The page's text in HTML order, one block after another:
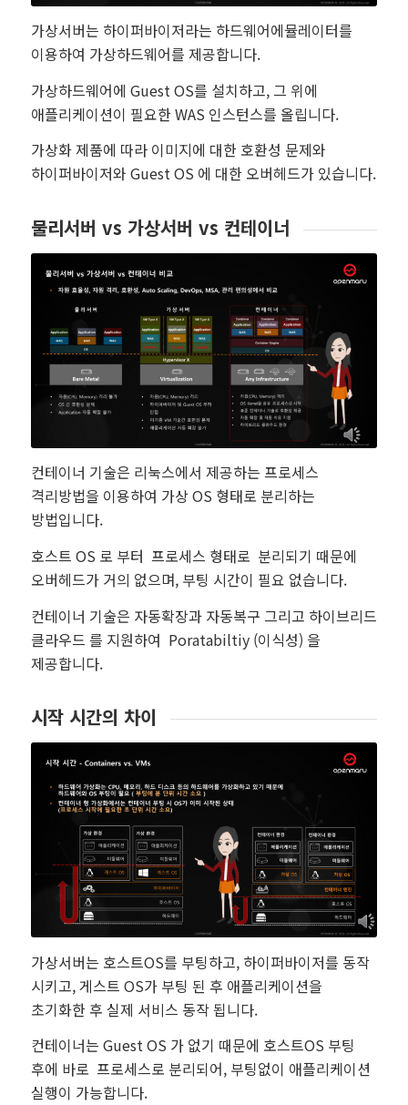
가상서버는 하이퍼바이저라는 하드웨어에뮬레이터를
이용하여 가상하드웨어를 제공합니다.
가상하드웨어에 Guest OS를 설치하고, 그 위에
애플리케이션이 필요한 WAS 인스턴스를 올립니다.
가상화 제품에 따라 이미지에 대한 호환성 문제와
하이퍼바이저와 Guest OS 에 대한 오버헤드가 있습니다.
물리서버 vs 가상서버 vs 컨테이너
컨테이너 기술은 리눅스에서 제공하는 프로세스
격리방법을 이용하여 가상 OS 형태로 분리하는
방법입니다.
호스트 OS 로 부터 프로세스 형태로 분리되기 때문에
오버헤드가 거의 없으며, 부팅 시간이 필요 없습니다.
컨테이너 기술은 자동확장과 자동복구 그리고 하이브리드
클라우드 를 지원하여 Poratabiltiy (이식성) 을
제공합니다.
시작 시간의 차이
가상서버는 호스트OS를 부팅하고, 하이퍼바이저를 동작
시키고, 게스트 OS가 부팅 된 후 애플리케이션을
초기화한 후 실제 서비스 동작 됩니다.
컨테이너는 Guest OS 가 없기 때문에 호스트OS 부팅
후에 바로 프로세스로 분리되어, 부팅없이 애플리케이션
실행이 가능합니다.